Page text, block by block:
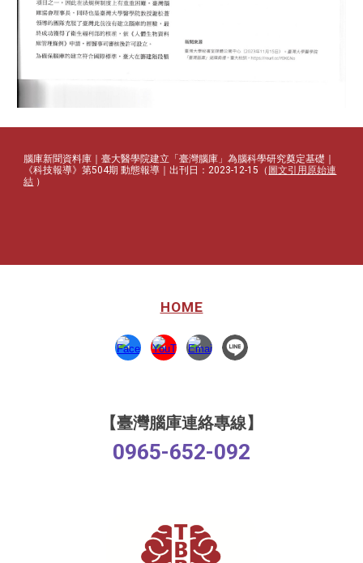
腦庫新聞資料庫｜臺大醫學院建立「臺灣腦庫」為腦科學研究奠定基礎｜
《科技報導》第504期 動態報導｜出刊日：2023-12-15（ 圖文引用原始連
結 ）
HOME
【臺灣腦庫連絡專線】
0965-652-092